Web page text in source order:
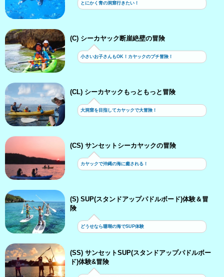
とにかく青の洞窟行きたい！
(C) シーカヤック断崖絶壁の冒険
小さいお子さんもOK！カヤックのプチ冒険！
(CL) シーカヤックもっともっと冒険
大洞窟を目指してカヤックで大冒険！
(CS) サンセットシーカヤックの冒険
カヤックで沖縄の海に癒される！
(S) SUP(スタンドアップパドルボード)体験＆冒
険
どうせなら珊瑚の海でSUP体験
(SS) サンセットSUP(スタンドアップパドルボー
ド)体験&冒険